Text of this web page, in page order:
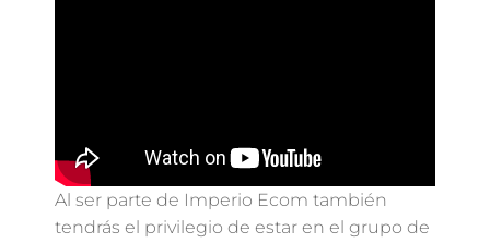
Al ser parte de Imperio Ecom también
tendrás el privilegio de estar en el grupo de